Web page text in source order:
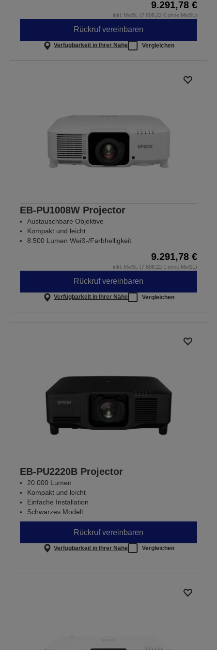
9.291,78 €
inkl. MwSt. (7.808,22 € ohne MwSt.)
Rückruf vereinbaren
Verfügbarkeit in Ihrer Nähe Vergleichen
EB-PU1008W Projector
Austauschbare Objektive
Kompakt und leicht
8.500 Lumen Weiß-/Farbhelligkeit
9.291,78 €
inkl. MwSt. (7.808,22 € ohne MwSt.)
Rückruf vereinbaren
Verfügbarkeit in Ihrer Nähe Vergleichen
EB-PU2220B Projector
20.000 Lumen
Kompakt und leicht
Einfache Installation
Schwarzes Modell
Rückruf vereinbaren
Verfügbarkeit in Ihrer Nähe Vergleichen